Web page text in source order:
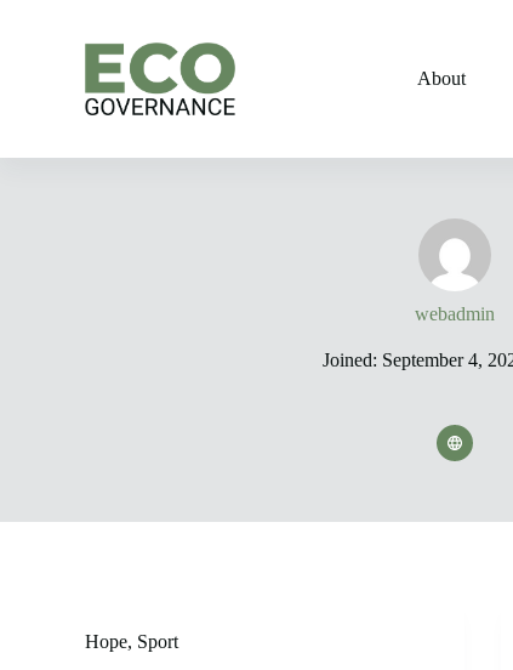
About
webadmin
Joined: September 4,
Hope, Sport